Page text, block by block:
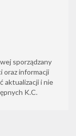
sporządzany
oraz informacji
aktualizacji i nie
K.C.